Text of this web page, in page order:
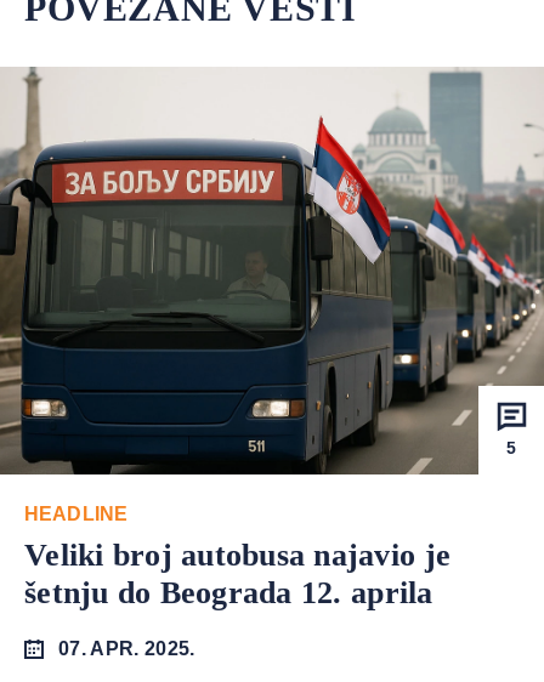
5
HEADLINE
Veliki broj autobusa najavio je
šetnju do Beograda 12. aprila
07. APR. 2025.